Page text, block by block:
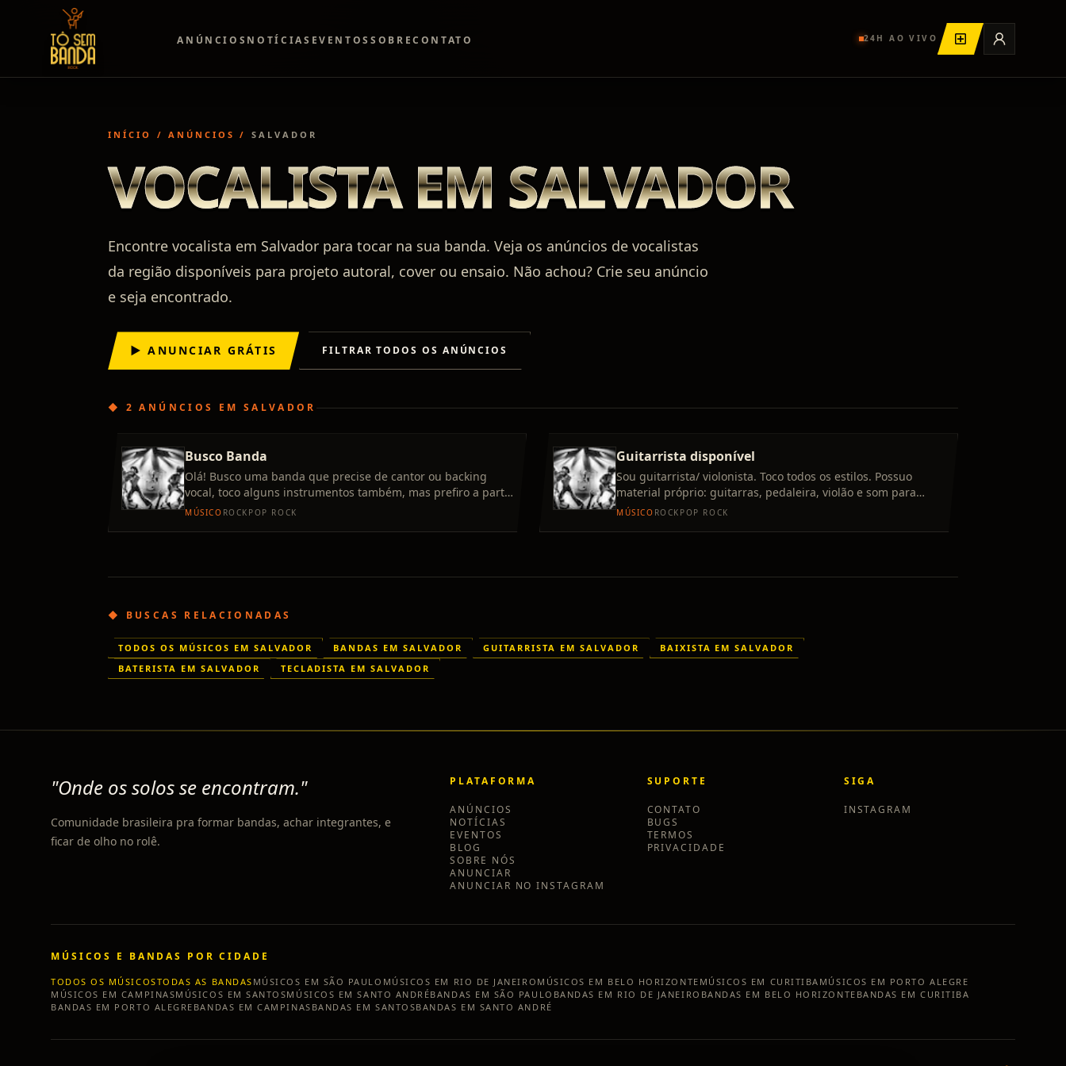
ANÚNCIOS NOTÍCIAS EVENTOSSOBRECONTATO 24H AO VIVO
INÍCIO / ANÚNCIOS / SALVADOR
VOCALISTA EM SALVADOR
Encontre vocalista em Salvador para tocar na sua banda. Veja os anúncios de vocalistas
da região disponíveis para projeto autoral, cover ou ensaio. Não achou? Crie seu anúncio
e seja encontrado.
▶ ANUNCIAR GRÁTIS FILTRAR TODOS OS ANÚNCIOS
◆ 2 ANÚNCIOS EM SALVADOR
Busco Banda
Olá! Busco uma banda que precise de cantor ou backing
vocal, toco alguns instrumentos também, mas prefiro a parte
vocal!
MÚSICO ROCK POP ROCK
Guitarrista disponível
Sou guitarrista/ violonista. Toco todos os estilos. Possuo
material próprio: guitarras, pedaleira, violão e som para
pequenos eventos.
MÚSICO ROCK POP ROCK
◆ BUSCAS RELACIONADAS
TODOS OS MÚSICOS EM SALVADOR BANDAS EM SALVADOR GUITARRISTA EM SALVADOR
BAIXISTA EM SALVADOR
BATERISTA EM SALVADOR
TECLADISTA EM SALVADOR
"Onde os solos se encontram."
Comunidade brasileira pra formar bandas, achar integrantes, e
ficar de olho no rolê.
PLATAFORMA
ANÚNCIOS
NOTÍCIAS
EVENTOS
BLOG
SOBRE NÓS
ANUNCIAR
ANUNCIAR NO INSTAGRAM
SUPORTE
CONTATO
BUGS
TERMOS
PRIVACIDADE
SIGA
INSTAGRAM
MÚSICOS E BANDAS POR CIDADE
TODOS OS MÚSICOSTODAS AS BANDAS MÚSICOS EM SÃO PAULO MÚSICOS EM RIO DE JANEIRO MÚSICOS EM BELO HORIZONTE MÚSICOS EM CURITIBA MÚSICOS EM PORTO ALEGRE
MÚSICOS EM CAMPINASMÚSICOS EMSANTOSMÚSICOS EMSANTO ANDRÉBANDAS EM SÃO PAULO BANDAS EM RIO DE JANEIRO BANDAS EM BELO HORIZONTE BANDAS EMCURITIBA
BANDAS EM PORTO ALEGRE BANDAS EMCAMPINAS BANDAS EMSANTOSBANDAS EM SANTO ANDRÉ